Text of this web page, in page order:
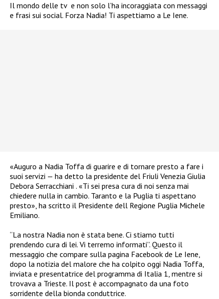
Il mondo delle tv e non solo l’ha incoraggiata con messaggi
e frasi sui social. Forza Nadia! Ti aspettiamo a Le Iene.
«Auguro a Nadia Toffa di guarire e di tornare presto a fare i
suoi servizi — ha detto la presidente del Friuli Venezia Giulia
Debora Serracchiani . «Ti sei presa cura di noi senza mai
chiedere nulla in cambio. Taranto e la Puglia ti aspettano
presto», ha scritto il Presidente dell Regione Puglia Michele
Emiliano.
“La nostra Nadia non è stata bene. Ci stiamo tutti
prendendo cura di lei. Vi terremo informati”. Questo il
messaggio che compare sulla pagina Facebook de Le Iene,
dopo la notizia del malore che ha colpito oggi Nadia Toffa,
inviata e presentatrice del programma di Italia 1, mentre si
trovava a Trieste. Il post è accompagnato da una foto
sorridente della bionda conduttrice.